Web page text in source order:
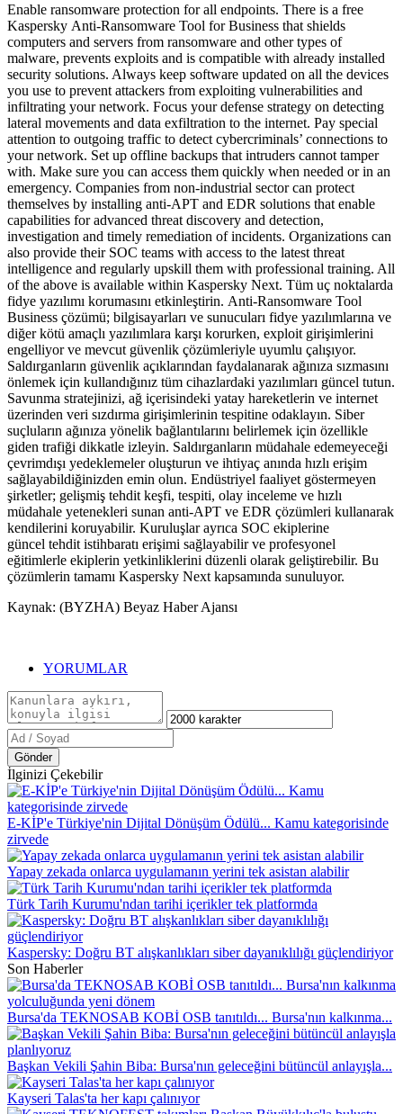
Enable ransomware protection for all endpoints. There is a free
Kaspersky Anti-Ransomware Tool for Business that shields
computers and servers from ransomware and other types of
malware, prevents exploits and is compatible with already installed
security solutions. Always keep software updated on all the devices
you use to prevent attackers from exploiting vulnerabilities and
infiltrating your network. Focus your defense strategy on detecting
lateral movements and data exfiltration to the internet. Pay special
attention to outgoing traffic to detect cybercriminals’ connections to
your network. Set up offline backups that intruders cannot tamper
with. Make sure you can access them quickly when needed or in an
emergency. Companies from non-industrial sector can protect
themselves by installing anti-APT and EDR solutions that enable
capabilities for advanced threat discovery and detection,
investigation and timely remediation of incidents. Organizations can
also provide their SOC teams with access to the latest threat
intelligence and regularly upskill them with professional training. All
of the above is available within Kaspersky Next. Tüm uç noktalarda
fidye yazılımı korumasını etkinleştirin. Anti-Ransomware Tool
Business çözümü; bilgisayarları ve sunucuları fidye yazılımlarına ve
diğer kötü amaçlı yazılımlara karşı korurken, exploit girişimlerini
engelliyor ve mevcut güvenlik çözümleriyle uyumlu çalışıyor.
Saldırganların güvenlik açıklarından faydalanarak ağınıza sızmasını
önlemek için kullandığınız tüm cihazlardaki yazılımları güncel tutun.
Savunma stratejinizi, ağ içerisindeki yatay hareketlerin ve internet
üzerinden veri sızdırma girişimlerinin tespitine odaklayın. Siber
suçluların ağınıza yönelik bağlantılarını belirlemek için özellikle
giden trafiği dikkatle izleyin. Saldırganların müdahale edemeyeceği
çevrimdışı yedeklemeler oluşturun ve ihtiyaç anında hızlı erişim
sağlayabildiğinizden emin olun. Endüstriyel faaliyet göstermeyen
şirketler; gelişmiş tehdit keşfi, tespiti, olay inceleme ve hızlı
müdahale yetenekleri sunan anti-APT ve EDR çözümleri kullanarak
kendilerini koruyabilir. Kuruluşlar ayrıca SOC ekiplerine
güncel tehdit istihbaratı erişimi sağlayabilir ve profesyonel
eğitimlerle ekiplerin yetkinliklerini düzenli olarak geliştirebilir. Bu
çözümlerin tamamı Kaspersky Next kapsamında sunuluyor.
Kaynak: (BYZHA) Beyaz Haber Ajansı
YORUMLAR
Gönder
İlginizi Çekebilir
E-KİP'e Türkiye'nin Dijital Dönüşüm Ödülü... Kamu kategorisinde
zirvede
Yapay zekada onlarca uygulamanın yerini tek asistan alabilir
Türk Tarih Kurumu'ndan tarihi içerikler tek platformda
Kaspersky: Doğru BT alışkanlıkları siber dayanıklılığı güçlendiriyor
Son Haberler
Bursa'da TEKNOSAB KOBİ OSB tanıtıldı... Bursa'nın kalkınma...
Başkan Vekili Şahin Biba: Bursa'nın geleceğini bütüncül anlayışla...
Kayseri Talas'ta her kapı çalınıyor